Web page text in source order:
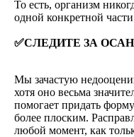
То есть, организм
одной конкретной части
✅СЛЕДИТЕ ЗА
Мы зачастую
хотя оно весьма
помогает придать
более плоским.
любой момент, как